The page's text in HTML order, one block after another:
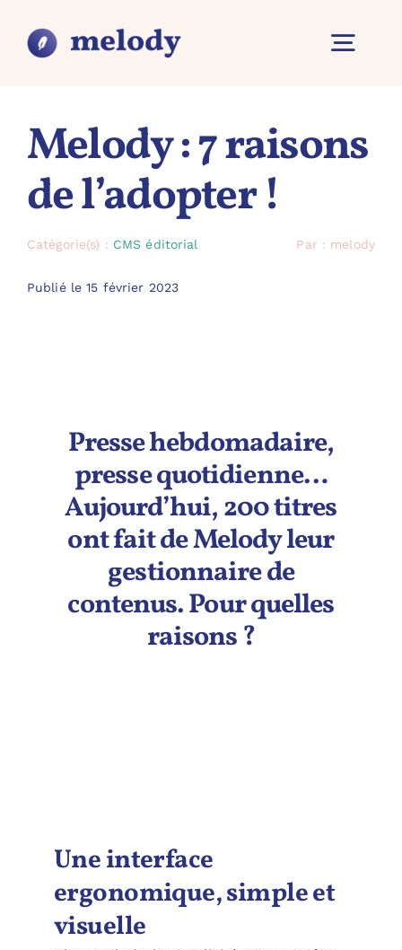
contenu
Vue d’ensemble
Fonctionnalités
Pourquoi Melody ?
Melody : 7 raisons
de l’adopter !
Catégorie(s) : CMS éditorial Par : melody
Publié le 15 février 2023
Presse hebdomadaire,
presse quotidienne…
Aujourd’hui, 200 titres
ont fait de Melody leur
gestionnaire de
contenus. Pour quelles
raisons ?
Une interface
ergonomique, simple et
visuelle